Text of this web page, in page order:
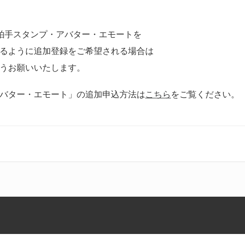
スタンプ・アバター・エモートを
ように追加登録をご希望される場合は
お願いいたします。
ター・エモート」の追加申込方法はこちら をご覧ください。